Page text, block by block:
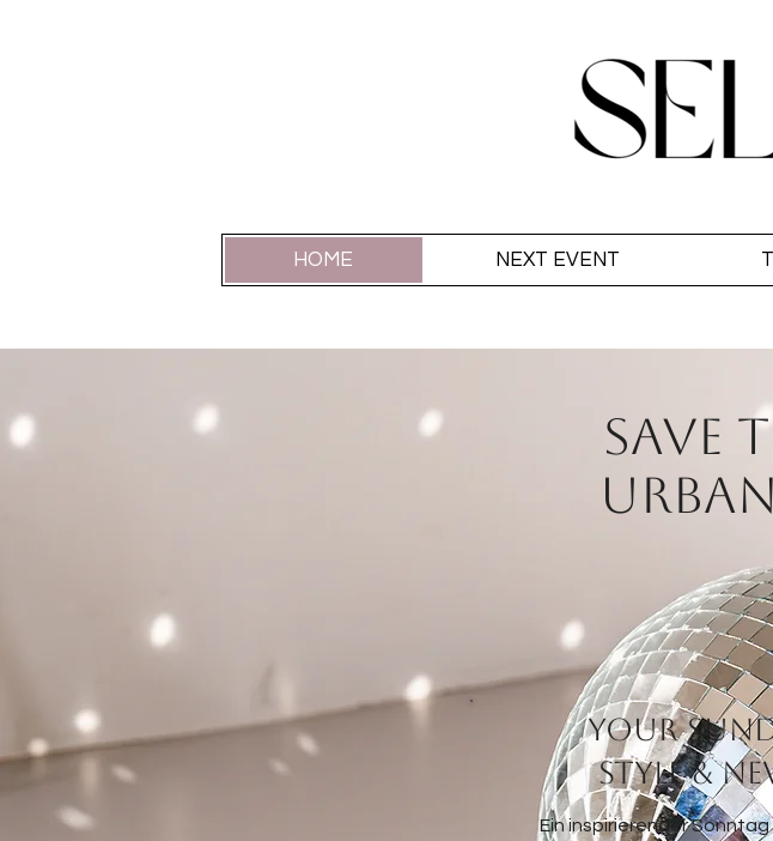
HOME NEXT EVENT
SAVE
YOUR
STYLE &
Ein inspirierender